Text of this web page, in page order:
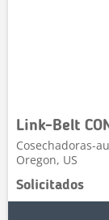
Link-Belt
Cosechadoras-
Oregon, US
Solicitados